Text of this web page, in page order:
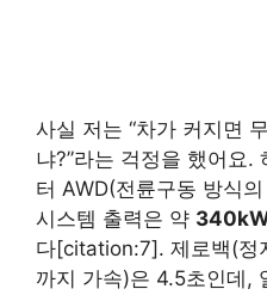
사실 저는 “차가 커지면
냐?”라는 걱정을 했어요.
터 AWD(전륜구동 방식
시스템 출력은 약
다[citation:7]. 제로백(정
까지 가속)은 4.5초인데,